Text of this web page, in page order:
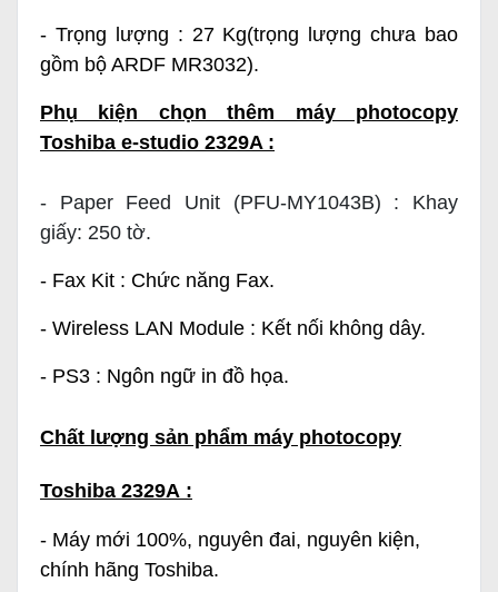
- Trọng lượng : 27 Kg(trọng lượng chưa bao
gồm bộ ARDF MR3032).
Phụ kiện chọn thêm máy photocopy
Toshiba e-studio 2329A :
- Paper Feed Unit (PFU-MY1043B) : Khay
giấy: 250 tờ.
- Fax Kit : Chức năng Fax.
- Wireless LAN Module : Kết nối không dây.
- PS3 : Ngôn ngữ in đồ họa.
Chất lượng sản phẩm máy photocopy
Toshiba 2329A :
- Máy mới 100%, nguyên đai, nguyên kiện,
chính hãng Toshiba.